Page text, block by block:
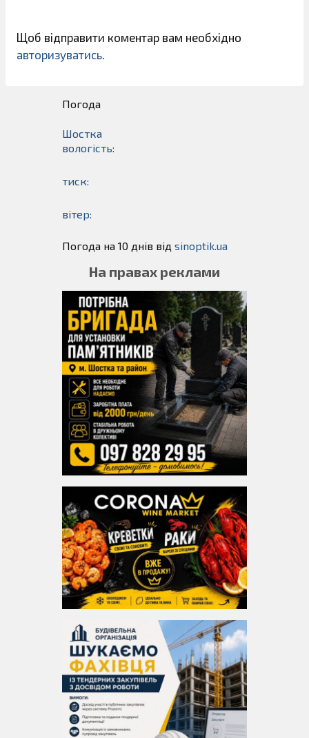
Щоб відправити коментар вам необхідно
авторизуватись
Погода
Шостка
вологість:
тиск:
вітер:
Погода на 10 днів від sinoptik.ua
На правах реклами